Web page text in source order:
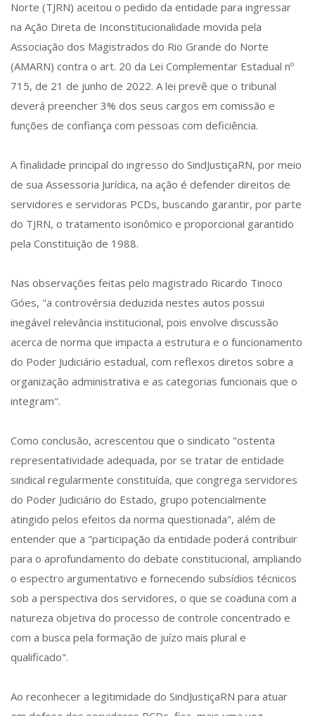
Norte (TJRN) aceitou o pedido da entidade para ingressar
na Ação Direta de Inconstitucionalidade movida pela
Associação dos Magistrados do Rio Grande do Norte
(AMARN) contra o art. 20 da Lei Complementar Estadual nº
715, de 21 de junho de 2022. A lei prevê que o tribunal
deverá preencher 3% dos seus cargos em comissão e
funções de confiança com pessoas com deficiência.
A finalidade principal do ingresso do SindJustiçaRN, por meio
de sua Assessoria Jurídica, na ação é defender direitos de
servidores e servidoras PCDs, buscando garantir, por parte
do TJRN, o tratamento isonômico e proporcional garantido
pela Constituição de 1988.
Nas observações feitas pelo magistrado Ricardo Tinoco
Góes, "a controvérsia deduzida nestes autos possui
inegável relevância institucional, pois envolve discussão
acerca de norma que impacta a estrutura e o funcionamento
do Poder Judiciário estadual, com reflexos diretos sobre a
organização administrativa e as categorias funcionais que o
integram".
Como conclusão, acrescentou que o sindicato "ostenta
representatividade adequada, por se tratar de entidade
sindical regularmente constituída, que congrega servidores
do Poder Judiciário do Estado, grupo potencialmente
atingido pelos efeitos da norma questionada", além de
entender que a "participação da entidade poderá contribuir
para o aprofundamento do debate constitucional, ampliando
o espectro argumentativo e fornecendo subsídios técnicos
sob a perspectiva dos servidores, o que se coaduna com a
natureza objetiva do processo de controle concentrado e
com a busca pela formação de juízo mais plural e
qualificado".
Ao reconhecer a legitimidade do SindJustiçaRN para atuar